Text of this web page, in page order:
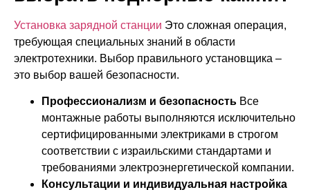
Установка зарядной станции Это сложная операция,
требующая специальных знаний в области
электротехники. Выбор правильного установщика –
это выбор вашей безопасности.
Профессионализм и безопасность Все
монтажные работы выполняются исключительно
сертифицированными электриками в строгом
соответствии с израильскими стандартами и
требованиями электроэнергетической компании.
Консультации и индивидуальная настройка